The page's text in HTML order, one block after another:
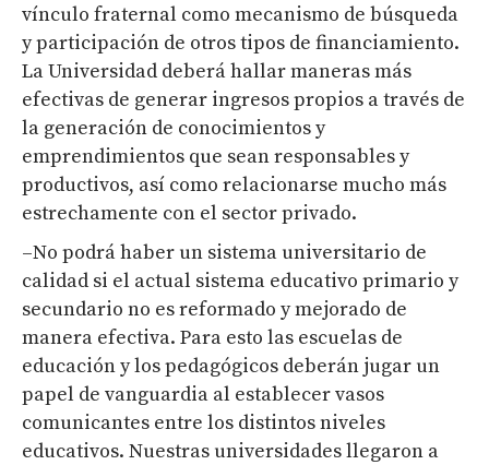
vínculo fraternal como mecanismo de búsqueda
y participación de otros tipos de financiamiento.
La Universidad deberá hallar maneras más
efectivas de generar ingresos propios a través de
la generación de conocimientos y
emprendimientos que sean responsables y
productivos, así como relacionarse mucho más
estrechamente con el sector privado.
–No podrá haber un sistema universitario de
calidad si el actual sistema educativo primario y
secundario no es reformado y mejorado de
manera efectiva. Para esto las escuelas de
educación y los pedagógicos deberán jugar un
papel de vanguardia al establecer vasos
comunicantes entre los distintos niveles
educativos. Nuestras universidades llegaron a